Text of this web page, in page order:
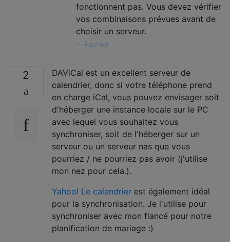
fonctionnent pas. Vous devez vérifier
vos combinaisons prévues avant de
choisir un serveur.
Raphael
2
DAViCal est un excellent serveur de
calendrier, donc si votre téléphone prend
en charge iCal, vous pouvez envisager soit
d'héberger une instance locale sur le PC
avec lequel vous souhaitez vous
synchroniser, soit de l'héberger sur un
serveur ou un serveur nas que vous
pourriez / ne pourriez pas avoir (j'utilise
mon nez pour cela.).
Yahoo! Le calendrier est également idéal
pour la synchronisation. Je l'utilise pour
synchroniser avec mon fiancé pour notre
planification de mariage :)